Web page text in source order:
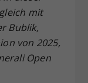
mit
Bublik,
von 2025,
Open
Consent-
eine
die
Ihrer
falls der
eingestellt